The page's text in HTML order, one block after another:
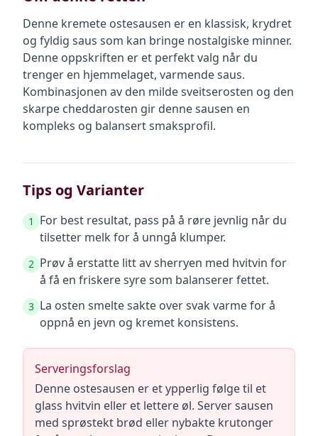
Denne kremete ostesausen er en klassisk, krydret
og fyldig saus som kan bringe nostalgiske minner.
Denne oppskriften er et perfekt valg når du
trenger en hjemmelaget, varmende saus.
Kombinasjonen av den milde sveitserosten og den
skarpe cheddarosten gir denne sausen en
kompleks og balansert smaksprofil.
Tips og Varianter
1
For best resultat, pass på å røre jevnlig når du
tilsetter melk for å unngå klumper.
2 Prøv å erstatte litt av sherryen med hvitvin for
å få en friskere syre som balanserer fettet.
3 La osten smelte sakte over svak varme for å
oppnå en jevn og kremet konsistens.
Serveringsforslag
Denne ostesausen er et ypperlig følge til et
glass hvitvin eller et lettere øl. Server sausen
med sprøstekt brød eller nybakte krutonger